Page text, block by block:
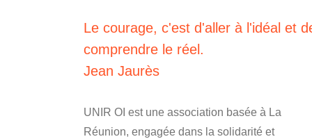
Le courage, c'est d'aller à l'idéal et
comprendre le réel.
Jean Jaurès
UNIR OI est une association basée à La
Réunion, engagée dans la solidarité et